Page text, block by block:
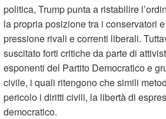
politica, Trump punta a ristabilire
la propria posizione tra i conservatori
pressione rivali e correnti liberali.
suscitato forti critiche da parte di
esponenti del Partito Democratico e
civile, i quali ritengono che simili
pericolo i diritti civili, la libertà di
democratico.